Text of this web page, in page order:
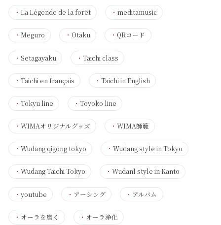
・ La Légende de la forêt ・ meditamusic
・ Meguro ・ Otaku ・QRコード
・ Setagayaku ・Taichi class
・ Taichi en français ・Taichi in English
・ Tokyu line ・Toyoko line
・ WIMAオリジナルグッズ ・WIMA師範
・ Wudang qigong tokyo ・Wudang style in Tokyo
・ Wudang Taichi Tokyo ・Wudanl style in Kanto
・ youtube ・ アーシング ・ アルバム
・ オーラを磨く ・ オーラ浄化